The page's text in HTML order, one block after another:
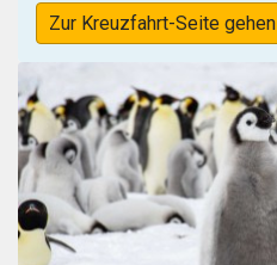
Zur Kreuzfahrt-Seite gehen